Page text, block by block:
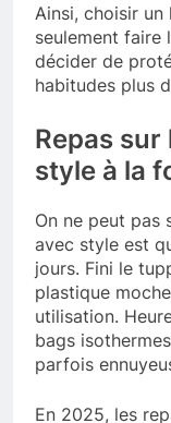
Ainsi, choisir un
seulement faire
décider de
habitudes plus
Repas
style à la
On ne peut pas
avec style est
jours. Fini le
plastique
utilisation.
bags
parfois
En 2025, les